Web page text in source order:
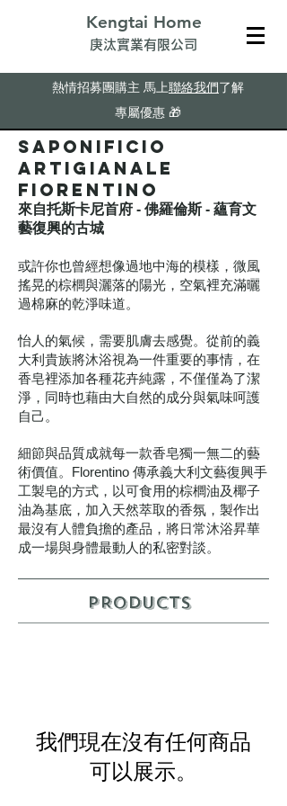
Kengtai Home
​庚汰實業有限公司
熱情招募團購主 馬上聯絡我們了解
專屬優惠 🎁
Saponificio
Artigianale
Fiorentino
來自托斯卡尼首府 - 佛羅倫斯 - 蘊育文
藝復興的古城
或許你也曾經想像過地中海的模樣，微風
搖晃的棕櫚與灑落的陽光，空氣裡充滿曬
過棉麻的乾淨味道。
怡人的氣候，需要肌膚去感覺。從前的義
大利貴族將沐浴視為一件重要的事情，在
香皂裡添加各種花卉純露，不僅僅為了潔
淨，同時也藉由大自然的成分與氣味呵護
自己。
細節與品質成就每一款香皂獨一無二的藝
術價值。Florentino 傳承義大利文藝復興手
工製皂的方式，以可食用的棕櫚油及椰子
油為基底，加入天然萃取的香氛，製作出
最沒有人體負擔的產品，將日常沐浴昇華
成一場與身體最動人的私密對談。
PRODUCTS
我們現在沒有任何商品
可以展示。